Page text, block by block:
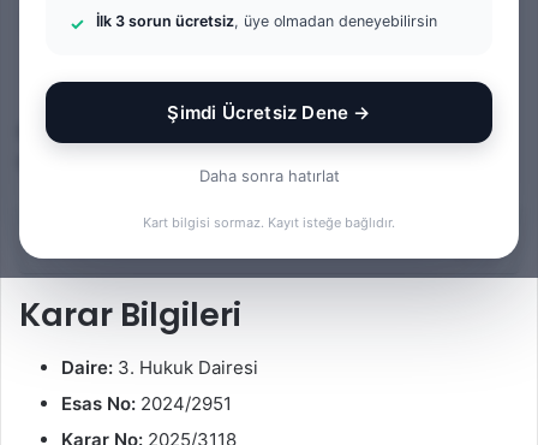
İlk 3 sorun ücretsiz, üye olmadan deneyebilirsin
Şimdi Ücretsiz Dene →
Daha sonra hatırlat
Kart bilgisi sormaz. Kayıt isteğe bağlıdır.
o
w
n
X
i
p
s
t
g
ö
Bu yazıda kira bedelinin tespiti ve i̇spatı konusuna ilişkin
Karar Bilgileri
Daire: 3. Hukuk Dairesi
Esas No: 2024/2951
Karar No: 2025/3118